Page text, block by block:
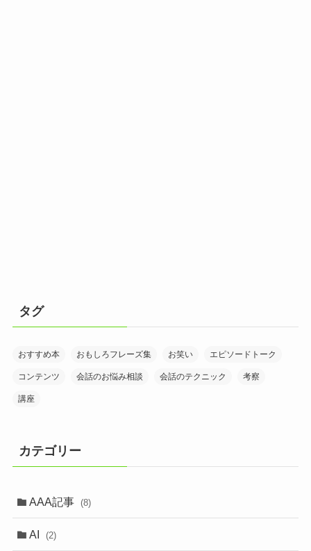
タグ
おすすめ本 おもしろフレーズ集 お笑い エピソードトーク
コンテンツ 会話のお悩み相談 会話のテクニック 考察
講座
カテゴリー
AAA記事 (8)
AI (2)